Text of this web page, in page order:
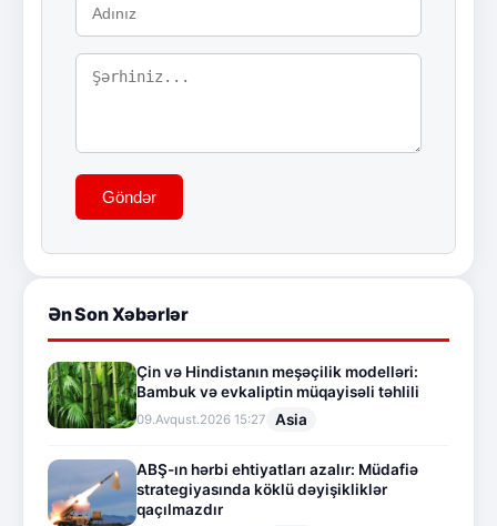
Göndər
Ən Son Xəbərlər
Çin və Hindistanın meşəçilik modelləri:
Bambuk və evkaliptin müqayisəli təhlili
09.Avqust.2026 15:27 Asia
ABŞ-ın hərbi ehtiyatları azalır: Müdafiə
strategiyasında köklü dəyişikliklər
qaçılmazdır